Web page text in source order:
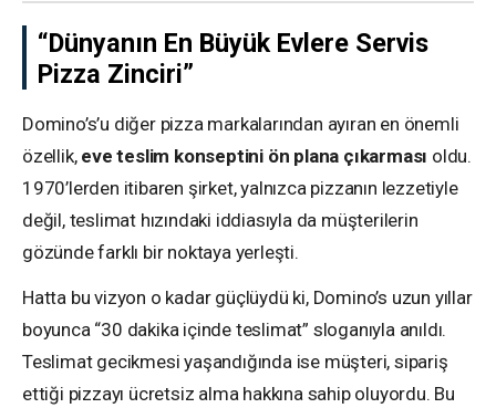
“Dünyanın En Büyük Evlere Servis
Pizza Zinciri”
Domino’s’u diğer pizza markalarından ayıran en önemli
özellik, eve teslim konseptini ön plana çıkarması oldu.
1970’lerden itibaren şirket, yalnızca pizzanın lezzetiyle
değil, teslimat hızındaki iddiasıyla da müşterilerin
gözünde farklı bir noktaya yerleşti.
Hatta bu vizyon o kadar güçlüydü ki, Domino’s uzun yıllar
boyunca “30 dakika içinde teslimat” sloganıyla anıldı.
Teslimat gecikmesi yaşandığında ise müşteri, sipariş
ettiği pizzayı ücretsiz alma hakkına sahip oluyordu. Bu